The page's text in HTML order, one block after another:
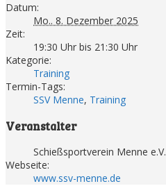
Datum:
Mo.. 8. Dezember 2025
Zeit:
19:30 Uhr bis 21:30 Uhr
Kategorie:
Training
Termin-Tags:
SSV Menne, Training
Veranstalter
Schießsportverein Menne e.V.
Webseite:
www.ssv-menne.de